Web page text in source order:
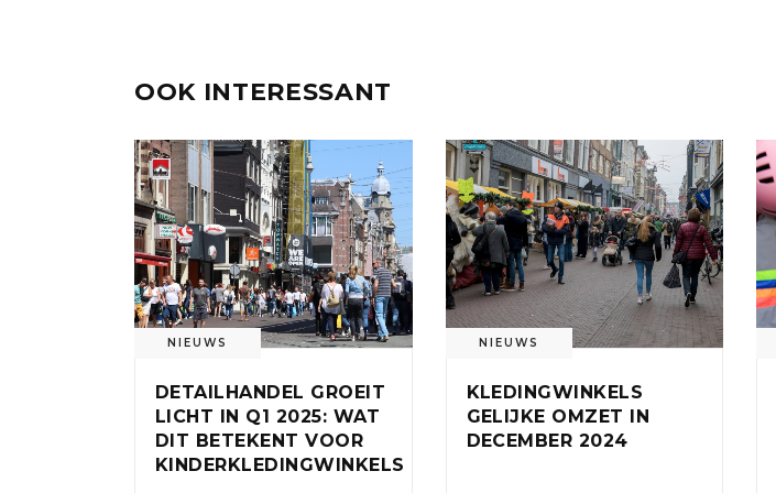
OOK INTERESSANT
NIEUWS
DETAILHANDEL GROEIT
LICHT IN Q1 2025: WAT
DIT BETEKENT VOOR
KINDERKLEDINGWINKELS
NIEUWS
KLEDINGWINKELS
GELIJKE OMZET IN
DECEMBER 2024